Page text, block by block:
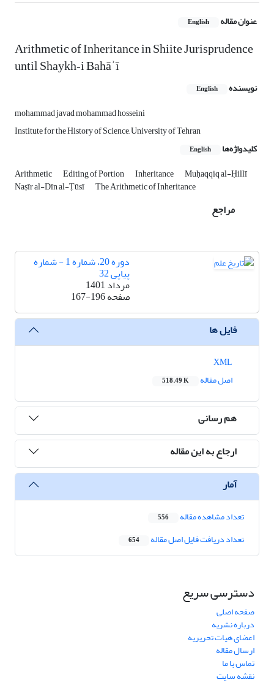
عنوان مقاله English
Arithmetic of Inheritance in Shiite Jurisprudence
until Shaykh‐i Bahāʾī
نویسنده English
mohammad javad mohammad hosseini
Institute for the History of Science, University of Tehran
کلیدواژه‌ها
English
Arithmetic Editing of Portion Inheritance Muḥaqqiq al-Ḥillī
Naṣīr al-Dīn al-Ṭūsī The Arithmetic of Inheritance
مراجع
دوره 20، شماره 1 - شماره
پیاپی 32
مرداد 1401
صفحه167-196
فایل ها
اصل مقاله
518.49 K
هم رسانی
ارجاع به این مقاله
آمار
تعداد مشاهده مقاله 556
تعداد دریافت فایل اصل مقاله 654
دسترسی سریع
صفحه اصلی
درباره نشریه
اعضای هیات تحریریه
ارسال مقاله
تماس با ما
نقشه سایت